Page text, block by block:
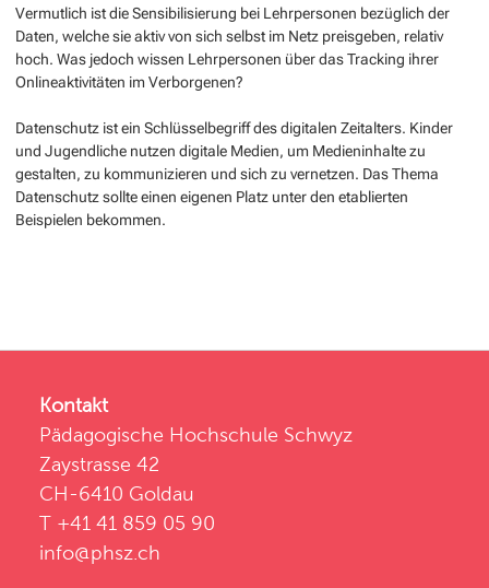
Vermutlich ist die Sensibilisierung bei Lehrpersonen bezüglich der
Daten, welche sie aktiv von sich selbst im Netz preisgeben, relativ
hoch. Was jedoch wissen Lehrpersonen über das Tracking ihrer
Onlineaktivitäten im Verborgenen?
Datenschutz ist ein Schlüsselbegriff des digitalen Zeitalters. Kinder
und Jugendliche nutzen digitale Medien, um Medieninhalte zu
gestalten, zu kommunizieren und sich zu vernetzen. Das Thema
Datenschutz sollte einen eigenen Platz unter den etablierten
Beispielen bekommen.
Kontakt
Pädagogische Hochschule Schwyz
Zaystrasse 42
CH-6410 Goldau
T +41 41 859 05 90
info@phsz.ch